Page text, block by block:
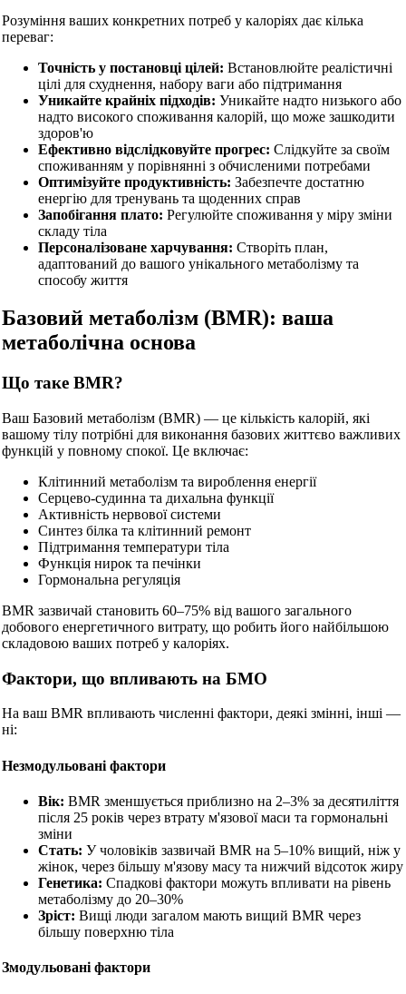
Розуміння ваших конкретних потреб у калоріях дає кілька
переваг:
Точність у постановці цілей: Встановлюйте реалістичні
цілі для схуднення, набору ваги або підтримання
Уникайте крайніх підходів: Уникайте надто низького або
надто високого споживання калорій, що може зашкодити
здоров'ю
Ефективно відслідковуйте прогрес: Слідкуйте за своїм
споживанням у порівнянні з обчисленими потребами
Оптимізуйте продуктивність: Забезпечте достатню
енергію для тренувань та щоденних справ
Запобігання плато: Регулюйте споживання у міру зміни
складу тіла
Персоналізоване харчування: Створіть план,
адаптований до вашого унікального метаболізму та
способу життя
Базовий метаболізм (BMR): ваша
метаболічна основа
Що таке BMR?
Ваш Базовий метаболізм (BMR) — це кількість калорій, які
вашому тілу потрібні для виконання базових життєво важливих
функцій у повному спокої. Це включає:
Клітинний метаболізм та вироблення енергії
Серцево-судинна та дихальна функції
Активність нервової системи
Синтез білка та клітинний ремонт
Підтримання температури тіла
Функція нирок та печінки
Гормональна регуляція
BMR зазвичай становить 60–75% від вашого загального
добового енергетичного витрату, що робить його найбільшою
складовою ваших потреб у калоріях.
Фактори, що впливають на БМО
На ваш BMR впливають численні фактори, деякі змінні, інші —
ні:
Незмодульовані фактори
Вік: BMR зменшується приблизно на 2–3% за десятиліття
після 25 років через втрату м'язової маси та гормональні
зміни
Стать: У чоловіків зазвичай BMR на 5–10% вищий, ніж у
жінок, через більшу м'язову масу та нижчий відсоток жиру
Генетика: Спадкові фактори можуть впливати на рівень
метаболізму до 20–30%
Зріст: Вищі люди загалом мають вищий BMR через
більшу поверхню тіла
Змодульовані фактори